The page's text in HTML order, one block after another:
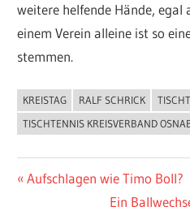
weitere helfende Hände, egal
einem Verein alleine ist so
stemmen.
ALLGEMEIN
KREISTAG RALF SCHRICK
TISCHTENNIS KREISVERBAND
Beitragsnavigation
Vorheriger
Aufschlagen wie Timo Boll?
Nächster
Ein